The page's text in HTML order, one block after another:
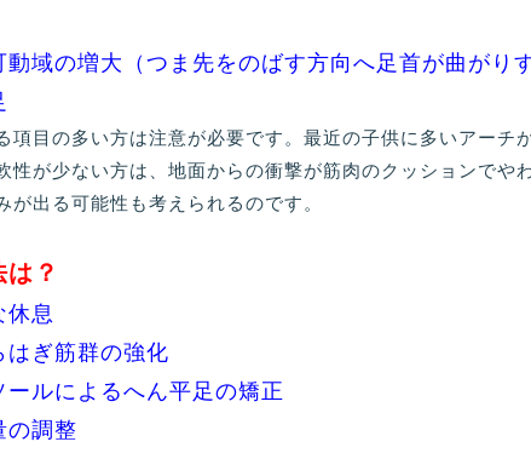
動域の増大（つま先をのばす方向へ足首が曲がり
項目の多い方は注意が必要です。最近の子供に多いアーチ
性が少ない方は、地面からの衝撃が筋肉のクッションでや
が出る可能性も考えられるのです。
？
休息
はぎ筋群の強化
ールによるへん平足の矯正
の調整